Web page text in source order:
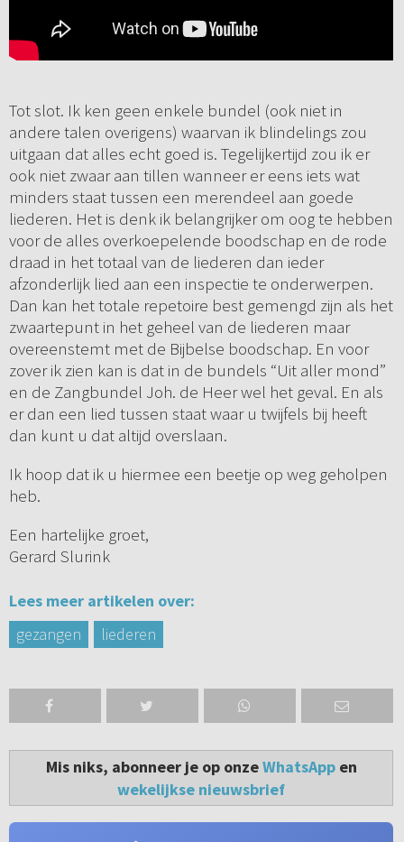
Tot slot. Ik ken geen enkele bundel (ook niet in
andere talen overigens) waarvan ik blindelings zou
uitgaan dat alles echt goed is. Tegelijkertijd zou ik er
ook niet zwaar aan tillen wanneer er eens iets wat
minders staat tussen een merendeel aan goede
liederen. Het is denk ik belangrijker om oog te hebben
voor de alles overkoepelende boodschap en de rode
draad in het totaal van de liederen dan ieder
afzonderlijk lied aan een inspectie te onderwerpen.
Dan kan het totale repetoire best gemengd zijn als het
zwaartepunt in het geheel van de liederen maar
overeenstemt met de Bijbelse boodschap. En voor
zover ik zien kan is dat in de bundels “Uit aller mond”
en de Zangbundel Joh. de Heer wel het geval. En als
er dan een lied tussen staat waar u twijfels bij heeft
dan kunt u dat altijd overslaan.
Ik hoop dat ik u hiermee een beetje op weg geholpen
heb.
Een hartelijke groet,
Gerard Slurink
Lees meer artikelen over:
gezangen
liederen
Mis niks, abonneer je op onzeWhatsAppen
wekelijkse nieuwsbrief